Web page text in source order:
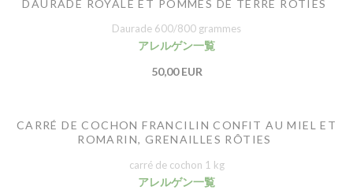
DAURADE ROYALE ET POMMES DE TERRE RÔTIES
Daurade 600/800 grammes
アレルゲン一覧
50,00 EUR
CARRÉ DE COCHON FRANCILIN CONFIT AU MIEL ET
ROMARIN, GRENAILLES RÔTIES
carré de cochon 1 kg
アレルゲン一覧